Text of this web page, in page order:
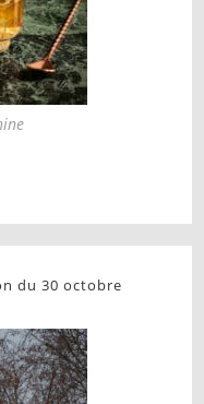
du 30 octobre